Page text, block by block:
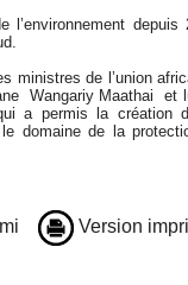
depuis
ministres de l’union
Wangariy Maathai et
a permis la création
domaine de la
Version